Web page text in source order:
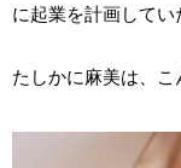
に起業を計画してい
たしかに麻美は、こ